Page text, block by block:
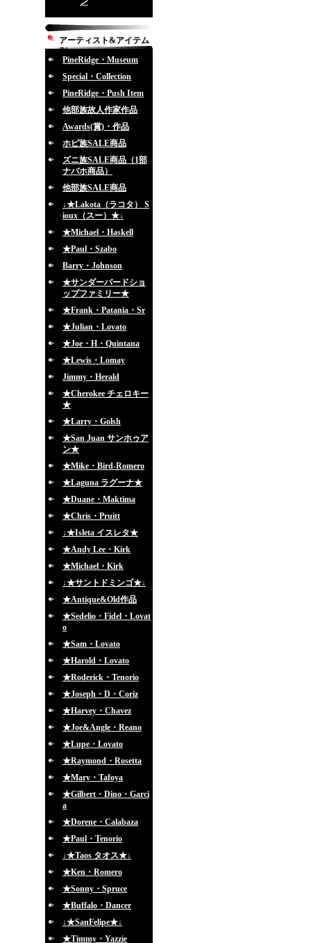
アーティスト&アイテム
別
PineRidge・Museum
Special・Collection
PineRidge・Push Item
他部族故人作家作品
Awards(賞)・作品
ホピ族SALE商品
ズニ族SALE商品（1部
ナバホ商品）
他部族SALE商品
↓★Lakota（ラコタ） S
ioux（スー）★↓
★Michael・Haskell
★Paul・Szabo
Barry・Johnson
★サンダーバードショ
ップファミリー★
★Frank・Patania・Sr
★Julian・Lovato
★Joe・H・Quintana
★Lewis・Lomay
Jimmy・Herald
★Cherokee チェロキー
★
★Larry・Golsh
★San Juan サンホゥア
ン★
★Mike・Bird-Romero
★Laguna ラグーナ★
★Duane・Maktima
★Chris・Pruitt
↓★Isleta イスレタ★
★Andy Lee・Kirk
★Michael・Kirk
↓★サントドミンゴ★↓
★Antique&Old作品
★Sedelio・Fidel・Lovat
o
★Sam・Lovato
★Harold・Lovato
★Roderick・Tenorio
★Joseph・D・Coriz
★Harvey・Chavez
★Joe&Angle・Reano
★Lupe・Lovato
★Raymond・Rosetta
★Mary・Tafoya
★Gilbert・Dino・Garci
a
★Dorene・Calabaza
★Paul・Tenorio
↓★Taos タオス★↓
★Ken・Romero
★Sonny・Spruce
★Buffalo・Dancer
↓★SanFelipe★↓
★Timmy・Yazzie